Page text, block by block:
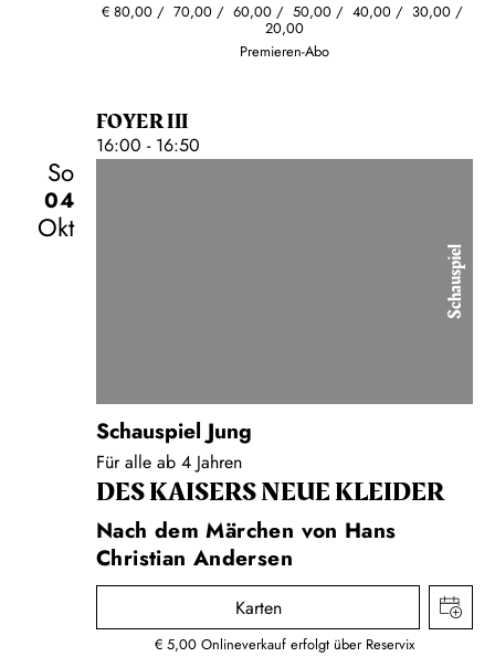
€ 80,00 70,00 60,00 50,00 40,00 30,00
20,00
Premieren-Abo
FOYER III
16:00 - 16:50
So
04
Okt
Schauspiel
Schauspiel Jung
Für alle ab 4 Jahren
DES KAISERS NEUE KLEIDER
Nach dem Märchen von Hans
Christian Andersen
Karten
€ 5,00 Onlineverkauf erfolgt über Reservix